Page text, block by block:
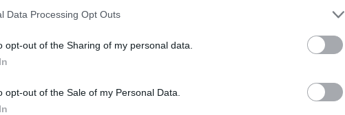
Data Processing Opt Outs
opt-out of the Sharing of my personal data.
opt-out of the Sale of my Personal Data.
valaha volt legnagyobb hatású zenekar
világ életében elképesztő